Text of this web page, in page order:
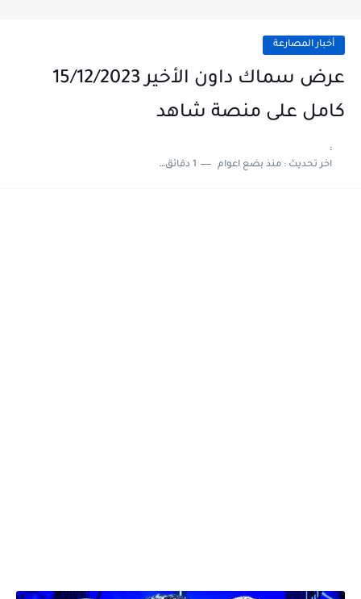
أخبار المصارعة
عرض سماك داون الأخير 15/12/2023
كامل على منصة شاهد
:
اخر تحديث :منذ بضع اعوام 1 دقائق للقراءة